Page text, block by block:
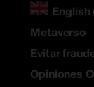
English
Metaverso
Evitar
Opiniones